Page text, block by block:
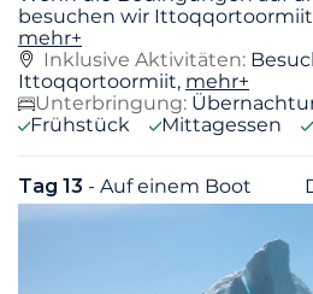
besuchen wir
mehr+
Inklusive Aktivitäten:
Ittoqqortoormiit, mehr+
Unterbringung:
Frühstück
Mittagessen
Tag 13 - Auf einem Boot